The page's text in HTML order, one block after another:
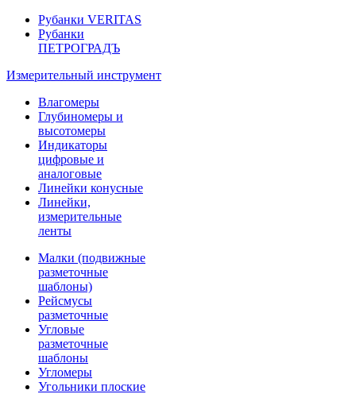
Рубанки VERITAS
Рубанки
ПЕТРОГРАДЪ
Измерительный инструмент
Влагомеры
Глубиномеры и
высотомеры
Индикаторы
цифровые и
аналоговые
Линейки конусные
Линейки,
измерительные
ленты
Малки (подвижные
разметочные
шаблоны)
Рейсмусы
разметочные
Угловые
разметочные
шаблоны
Угломеры
Угольники плоские